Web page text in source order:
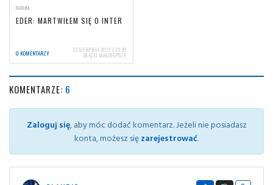
OGÓLNA
EDER: MARTWIŁEM SIĘ O INTER
0 KOMENTARZY 23 SIERPNIA 2021 | 23:39
BŁAŻEJ MAŁOLEPSZY
KOMENTARZE: 6
Zaloguj się, aby móc dodać komentarz. Jeżeli nie posiadasz
konta, możesz sięzarejestrować.